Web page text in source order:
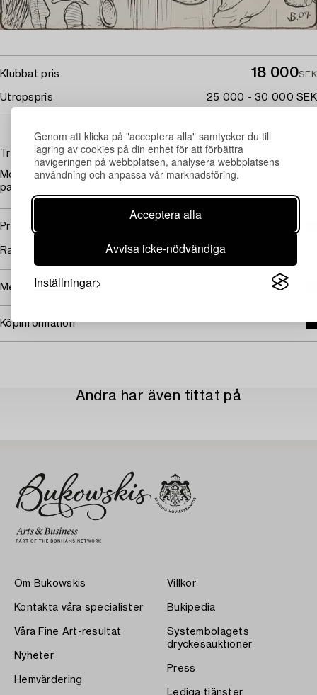
Genom att klicka på "acceptera alla" samtycker du till
lagring av cookies på din enhet för att förbättra
navigeringen på webbplatsen, analysera webbplatsens
användning och anpassa vår marknadsföring.
Acceptera alla
Avvisa icke-nödvändiga
Inställningar
Klubbat pris 18 000SEK
Utropspris 25 000 - 30 000 SEK
Trollmor lagar mat
Monogramsignerad JB och daterad -07. Tusch och blyerts på
papper 25,5 x 18 cm.
Proveniens
Ralph Lundsten.
Mer om John Bauer
Köpinformation
Andra har även tittat på
Om Bukowskis
Kontakta våra specialister
Våra Fine Art-resultat
Nyheter
Hemvärdering
Villkor
Bukipedia
Systembolagets
dryckesauktioner
Press